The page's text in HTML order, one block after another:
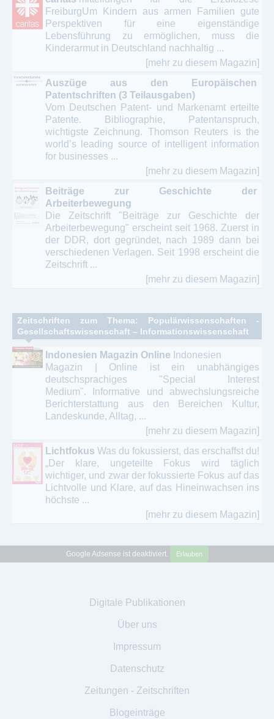
FreiburgUm Kindern aus armen Familien gute
Perspektiven für eine eigenständige
Lebensführung zu ermöglichen, muss die
Kinderarmut in Deutschland nachhaltig ...
[mehr zu diesem Magazin]
Auszüge aus den Europäischen
Patentschriften (3 Teilausgaben)
Vom Deutschen Patent- und Markenamt erteilte
Patente. Bibliographie, Patentanspruch,
wichtigste Zeichnung. Thomson Reuters is the
world’s leading source of intelligent information
for businesses ...
[mehr zu diesem Magazin]
Beiträge zur Geschichte der
Arbeiterbewegung
Die Zeitschrift "Beiträge zur Geschichte der
Arbeiterbewegung" erscheint seit 1968. Zuerst in
der DDR, dort gegründet, nach 1989 dann bei
verschiedenen Verlagen. Seit 1998 erscheint die
Zeitschrift ...
[mehr zu diesem Magazin]
Zeitschriften zum Thema: Populärwissenschaften -
Gesellschaftswissenschaft – Informationswissenschaft
Indonesien Magazin Online Indonesien
Magazin | Online ist ein unabhängiges
deutschsprachiges "Special Interest
Medium". Informative und abwechslungsreiche
Berichterstattung aus den Bereichen Kultur,
Landeskunde, Alltag, ...
[mehr zu diesem Magazin]
Lichtfokus Was du fokussierst, das erschaffst du!
„Der klare, ungeteilte Fokus wird täglich
wichtiger, und zwar der fokussierte Fokus auf das
Lichtvolle und Klare, auf das Hineinwachsen ins
höchste ...
[mehr zu diesem Magazin]
Google Adsense ist deaktiviert. Erlauben
Digitale Publikationen
Über uns
Impressum
Datenschutz
Zeitungen - Zeitschriften
Blogeinträge